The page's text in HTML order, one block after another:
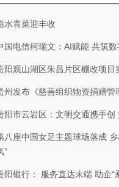
水青菜迎丰收
国电信柯瑞文：AI赋能 共筑
阳观山湖区朱昌片区棚改项目
州发布《慈善组织物资捐赠管
阳市云岩区：文明交通携手创
八座中国女足主题球场落成
”
阳银行： 服务直达末端 助企“